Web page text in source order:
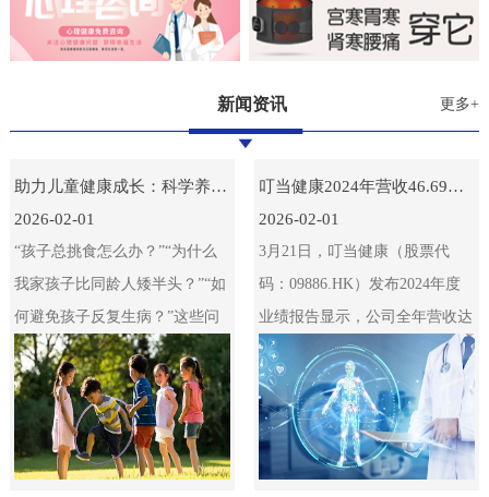
新闻资讯 更多+
助力儿童健康成长：科学养育指南
2026-02-01
“孩子总挑食怎么办？”“为什么
我家孩子比同龄人矮半头？”“如
何避免孩子反复生病？”这些问
题困扰着无数家长。儿童健康不
仅关系个体发展，更是家庭与社
会的共同责任。本
叮当健康2024年营收46.69亿，毛利额创新高达15.38亿
2026-02-01
3月21日，叮当健康（股票代
码：09886.HK）发布2024年度
业绩报告显示，公司全年营收达
46.69亿元，毛利额创新高达
15.38亿元，毛利率为32.9%，同
比增长1.8个百分点。通过供应
链优化、数智